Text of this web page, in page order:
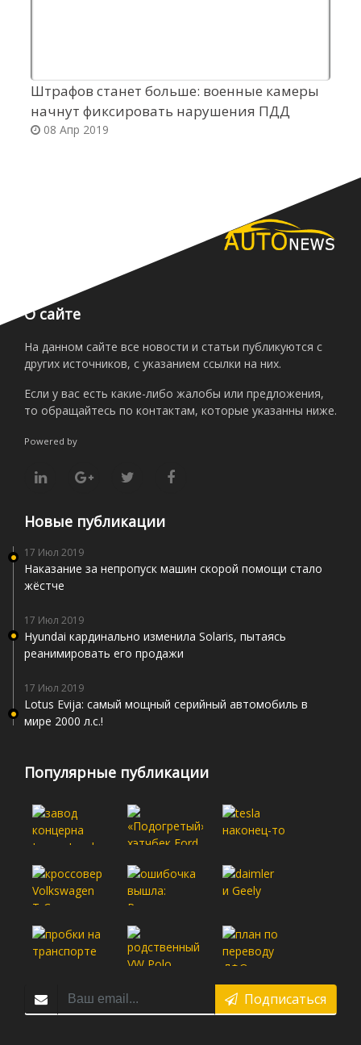
Штрафов станет больше: военные камеры
начнут фиксировать нарушения ПДД
08 Апр 2019
О сайте
На данном сайте все новости и статьи публикуются с
других источников, с указанием ссылки на них.
Если у вас есть какие-либо жалобы или предложения,
то обращайтесь по контактам, которые указанны ниже.
Powered by
Новые публикации
17 Июл 2019
Наказание за непропуск машин скорой помощи стало
жёстче
17 Июл 2019
Hyundai кардинально изменила Solaris, пытаясь
реанимировать его продажи
17 Июл 2019
Lotus Evija: самый мощный серийный автомобиль в
мире 2000 л.с.!
Популярные публикации
Подписаться